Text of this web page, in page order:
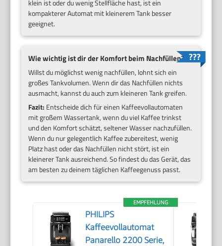
klein ist oder du wenig Stellfläche hast, ist ein
kompakterer Automat mit kleinerem Tank besser
geeignet.
Wie wichtig ist dir der Komfort beim Nachfüllen?
Willst du möglichst wenig nachfüllen, lohnt sich ein
großes Tankvolumen. Wenn dir das Nachfüllen nichts
ausmacht, kannst du auch zum kleineren Tank greifen.
Fazit: Entscheide dich für einen Kaffeevollautomaten
mit großem Wassertank, wenn du viel Kaffee trinkst
und den Komfort schätzt, seltener Wasser nachzufüllen.
Wenn du nur gelegentlich Kaffee zubereitest, wenig
Platz hast oder das Nachfüllen nicht stört, ist ein
kleinerer Tank ausreichend. So findest du das Gerät, das
am besten zu deinem täglichen Kaffeegenuss passt.
EMPFEHLUNG
PHILIPS
Kaffeevollautomat
Panarello 2200 Serie,